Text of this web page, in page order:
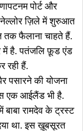
पोर्ट और
ज़िले में शुरुआत
तक फैलाना चाहते हैं.
में है. पतंजलि फ़ूड एंड
रही हैं.
पसारने की योजना
एक आईलैंड भी है.
रामदेव के ट्रस्ट
था. इस ख़ूबसूरत